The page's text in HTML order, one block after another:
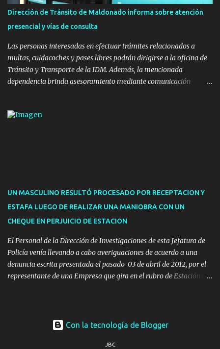
instalaron juegos infantiles y equipamiento urbano (bancos de
nuevos pavimentos e iluminación. La totalidad de estas obras
implicaron una inversión estimada ...
Dirección de Tránsito de Maldonado informa sobre atención
presencial y vías de consulta
Las personas interesadas en efectuar trámites relacionados a
multas, cuidacoches y pases libres podrán dirigirse a la oficina de
Tránsito y Transporte de la IDM. Además, la mencionada
dependencia brinda asesoramiento mediante comunicación
presencial comprende los siguientes trámites: Multas: devolución
1921(interno 1456). Cuidacoches: consultas a
1921(interno 1246). Transporte: consultas generales relacionadas a
Uber y Taxi, a través de transporte@maldonado.gub.uy, t...
UN MASCULINO RESULTÓ PROCESADO POR RECEPTACION Y
ESTAFA LUEGO DE REALIZAR UNA MANIOBRA CON UN
CHEQUE EN PERJUICIO DE ESTACION
El Personal de la Dirección de Investigaciones de esta Jefatura de
Policía venía llevando a cabo averiguaciones de acuerdo a una
denuncia escrita presentada el pasado 03 de abril de 2012, por el
representante de una Empresa que gira en el rubro de Estación de
Con la tecnología de Blogger
JBC